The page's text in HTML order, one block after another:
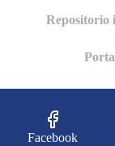
Repositorio
Facebook